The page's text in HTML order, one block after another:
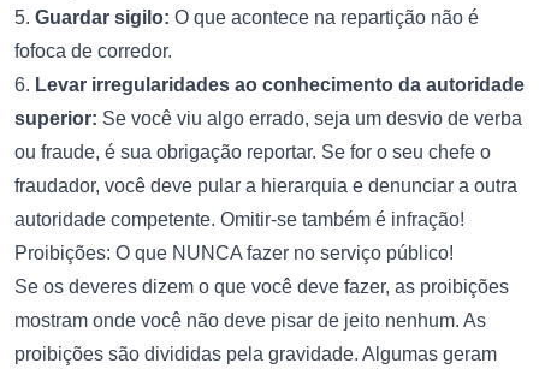
5. Guardar sigilo: O que acontece na repartição não é
fofoca de corredor.
6. Levar irregularidades ao conhecimento da autoridade
superior: Se você viu algo errado, seja um desvio de verba
ou fraude, é sua obrigação reportar. Se for o seu chefe o
fraudador, você deve pular a hierarquia e denunciar a outra
autoridade competente. Omitir-se também é infração!
Proibições: O que NUNCA fazer no serviço público!
Se os deveres dizem o que você deve fazer, as proibições
mostram onde você não deve pisar de jeito nenhum. As
proibições são divididas pela gravidade. Algumas geram